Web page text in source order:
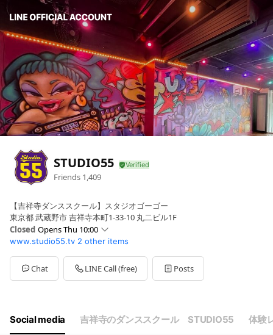
STUDIO55
Friends 1,409
【吉祥寺ダンススクール】スタジオゴーゴー
東京都 武蔵野市 吉祥寺本町1-33-10 丸二ビル1F
Closed Opens Thu 10:00
SunClosed
Mon10:00 - 20:00
Tue10:00 - 20:00
Wed10:00 - 21:20
11:00 - 17:30
www.studio55.tv 2 other items
Chat LINE Call (free) Posts
Social media 吉祥寺のダンススクール STUDIO55 体験